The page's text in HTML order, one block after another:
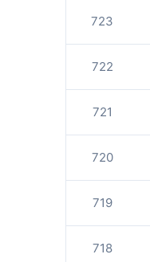
723
722
721
720
719
718